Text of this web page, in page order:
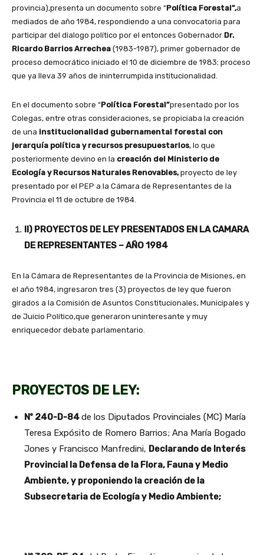
provincia),presenta un documento sobre “Política Forestal”,a
mediados de año 1984, respondiendo a una convocatoria para
participar del dialogo político por el entonces Gobernador Dr.
Ricardo Barrios Arrechea (1983-1987), primer gobernador de
proceso democrático iniciado el 10 de diciembre de 1983; proceso
que ya lleva 39 años de ininterrumpida institucionalidad.
En el documento sobre “Política Forestal”presentado por los
Colegas, entre otras consideraciones, se propiciaba la creación
de una institucionalidad gubernamental forestal con
jerarquía política y recursos presupuestarios, lo que
posteriormente devino en la creación del Ministerio de
Ecología y Recursos Naturales Renovables,proyecto de ley
presentado por el PEP a la Cámara de Representantes de la
Provincia el 11 de octubre de 1984.
II) PROYECTOS DE LEY PRESENTADOS EN LA CAMARA
DE REPRESENTANTES – AÑO 1984
En la Cámara de Representantes de la Provincia de Misiones, en
el año 1984, ingresaron tres (3) proyectos de ley que fueron
girados a la Comisión de Asuntos Constitucionales, Municipales y
de Juicio Político,que generaron uninteresante y muy
enriquecedor debate parlamentario.
PROYECTOS DE LEY:
Nº 240-D-84de los Diputados Provinciales (MC) María
Teresa Expósito de Romero Barrios; Ana María Bogado
Jones y Francisco Manfredini, Declarando de Interés
Provincial la Defensa de la Flora, Fauna y Medio
Ambiente, y proponiendo la creación de la
Subsecretaria de Ecología y Medio Ambiente;